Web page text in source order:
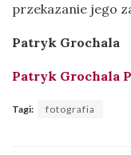
przekazanie jego
Patryk Grochala
Patryk Grochala
Tagi: fotografia